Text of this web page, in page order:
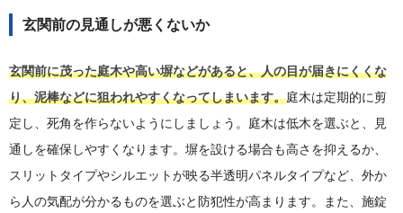
玄関前の見通しが悪くないか
玄関前に茂った庭木や高い塀などがあると、人の目が届きにくくな
り、泥棒などに狙われやすくなってしまいます。庭木は定期的に剪
定し、死角を作らないようにしましょう。庭木は低木を選ぶと、見
通しを確保しやすくなります。塀を設ける場合も高さを抑えるか、
スリットタイプやシルエットが映る半透明パネルタイプなど、外か
ら人の気配が分かるものを選ぶと防犯性が高まります。また、施錠